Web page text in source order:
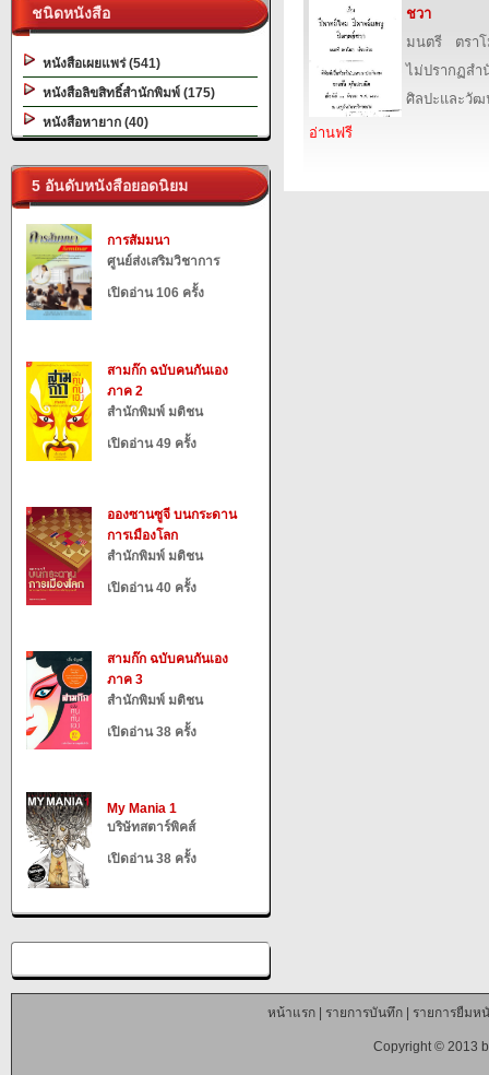
ชนิดหนังสือ
หนังสือเผยแพร่ (541)
หนังสือลิขสิทธิ์สำนักพิมพ์ (175)
หนังสือหายาก (40)
5 อันดับหนังสือยอดนิยม
การสัมมนา
ศูนย์ส่งเสริมวิชาการ
เปิดอ่าน 106 ครั้ง
สามก๊ก ฉบับคนกันเอง
ภาค 2
สำนักพิมพ์ มติชน
เปิดอ่าน 49 ครั้ง
อองซานซูจี บนกระดาน
การเมืองโลก
สำนักพิมพ์ มติชน
เปิดอ่าน 40 ครั้ง
สามก๊ก ฉบับคนกันเอง
ภาค 3
สำนักพิมพ์ มติชน
เปิดอ่าน 38 ครั้ง
My Mania 1
บริษัทสตาร์พิคส์
เปิดอ่าน 38 ครั้ง
ชวา
มนตรี ตรา
ไม่ปรากฏส
ศิลปะและวัฒ
อ่านฟรี
หน้าแรก| รายการบันทึก| รายการยืมห
Copyright © 2013